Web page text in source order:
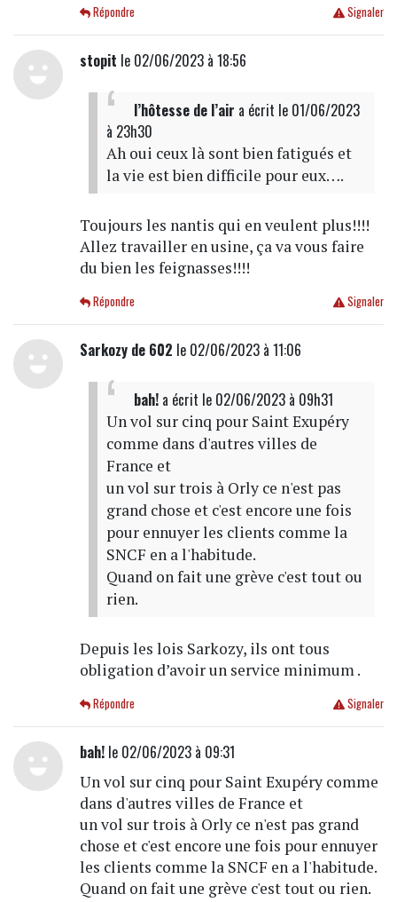
Signaler
Répondre
stopit le 02/06/2023 à 18:56
l’hôtesse de l’air a écrit le 01/06/2023
à 23h30
Ah oui ceux là sont bien fatigués et
la vie est bien difficile pour eux….
Toujours les nantis qui en veulent plus!!!!
Allez travailler en usine, ça va vous faire
du bien les feignasses!!!!
Signaler
Répondre
Sarkozy de 602 le 02/06/2023 à 11:06
bah!a écrit le 02/06/2023 à 09h31
Un vol sur cinq pour Saint Exupéry
comme dans d'autres villes de
France et
un vol sur trois à Orly ce n'est pas
grand chose et c'est encore une fois
pour ennuyer les clients comme la
SNCF en a l'habitude.
Quand on fait une grève c'est tout ou
rien.
Depuis les lois Sarkozy, ils ont tous
obligation d’avoir un service minimum .
Signaler
Répondre
bah!le 02/06/2023 à 09:31
Un vol sur cinq pour Saint Exupéry comme
dans d'autres villes de France et
un vol sur trois à Orly ce n'est pas grand
chose et c'est encore une fois pour ennuyer
les clients comme la SNCF en a l'habitude.
Quand on fait une grève c'est tout ou rien.